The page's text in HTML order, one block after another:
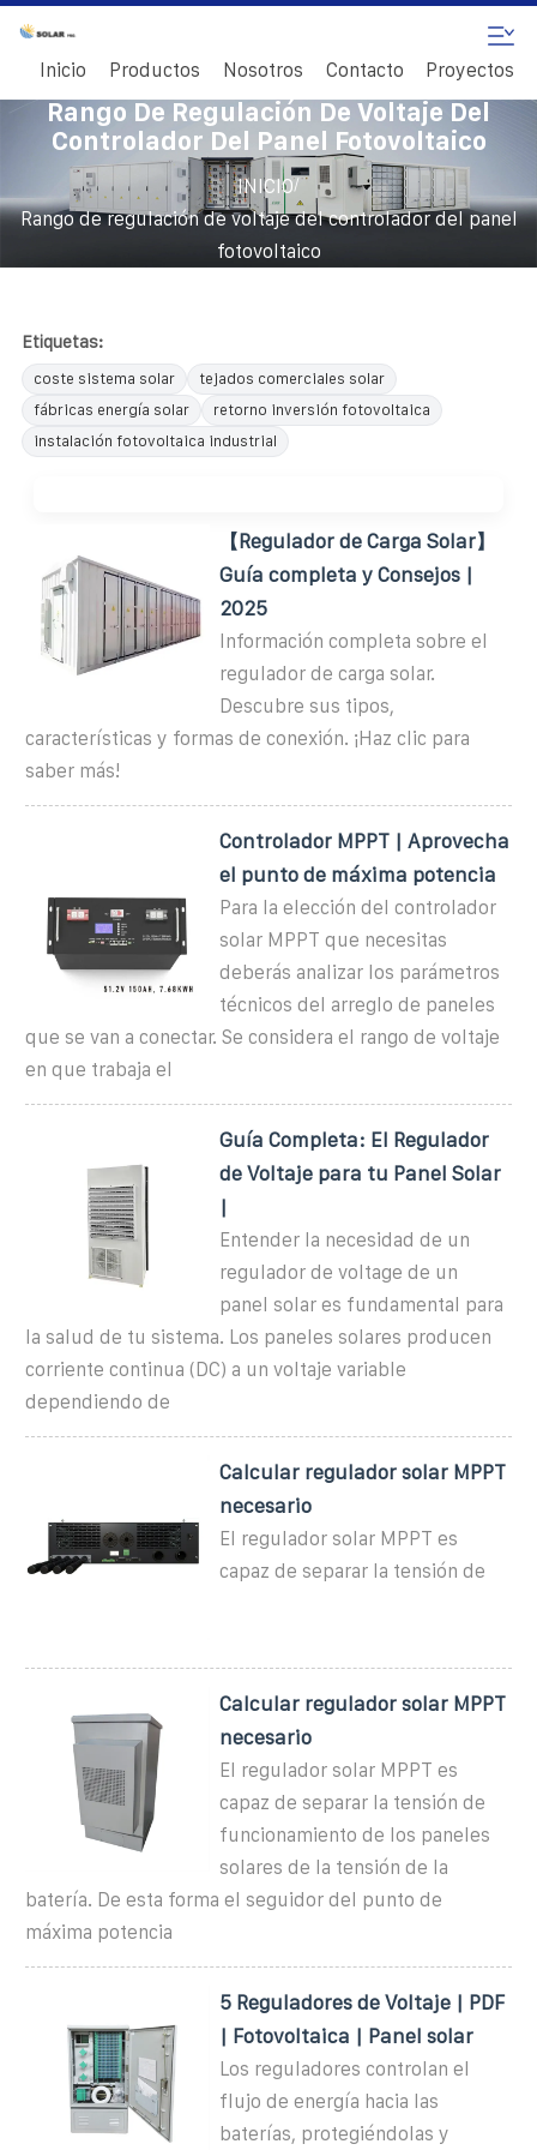
Inicio Productos Nosotros Contacto Proyectos
Rango De Regulación De Voltaje Del
Controlador Del Panel Fotovoltaico
INICIO/
Rango de regulación de voltaje del controlador del panel
fotovoltaico
Etiquetas:
coste sistema solar
tejados comerciales solar
fábricas energía solar
retorno inversión fotovoltaica
instalación fotovoltaica industrial
【Regulador de Carga Solar】
Guía completa y Consejos |
2025
Información completa sobre el
regulador de carga solar.
Descubre sus tipos,
características y formas de conexión. ¡Haz clic para
saber más!
Controlador MPPT | Aprovecha
el punto de máxima potencia
Para la elección del controlador
solar MPPT que necesitas
deberás analizar los parámetros
técnicos del arreglo de paneles
que se van a conectar. Se considera el rango de voltaje
en que trabaja el
Guía Completa: El Regulador
de Voltaje para tu Panel Solar
|
Entender la necesidad de un
regulador de voltage de un
panel solar es fundamental para
la salud de tu sistema. Los paneles solares producen
corriente continua (DC) a un voltaje variable
dependiendo de
Calcular regulador solar MPPT
necesario
El regulador solar MPPT es
capaz de separar la tensión de
Calcular regulador solar MPPT
necesario
El regulador solar MPPT es
capaz de separar la tensión de
funcionamiento de los paneles
solares de la tensión de la
batería. De esta forma el seguidor del punto de
máxima potencia
5 Reguladores de Voltaje | PDF
| Fotovoltaica | Panel solar
Los reguladores controlan el
flujo de energía hacia las
baterías, protegiéndolas y